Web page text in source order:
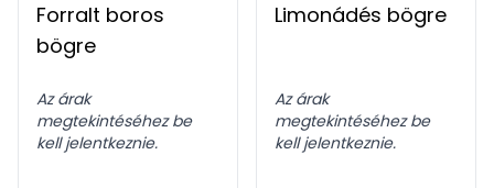
Forralt boros
bögre
Az árak
megtekintéséhez be
kell jelentkeznie.
Limonádés bögre
Az árak
megtekintéséhez be
kell jelentkeznie.